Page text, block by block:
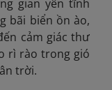
gian yên tĩnh
bãi biển ồn ào,
cảm giác thư
rì rào trong gió
trời.